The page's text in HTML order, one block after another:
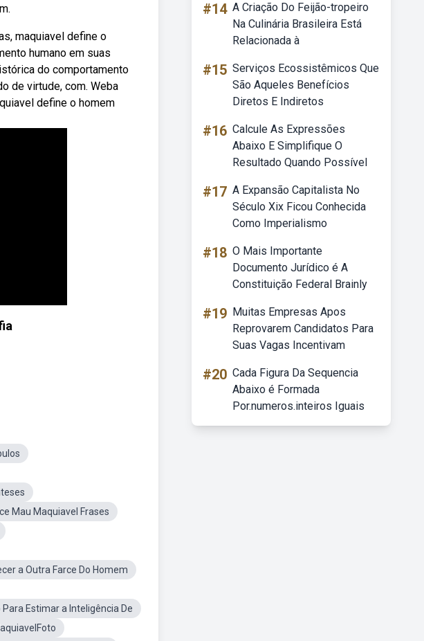
maquiavel define o
humano em suas
do comportamento
de virtude, com. Weba
define o homem
Mau Maquiavel Frases
a Outra Farce Do Homem
Estimar a Inteligência De
#14 A Criação Do Feijão-tropeiro
Na Culinária Brasileira Está
Relacionada à
#15 Serviços Ecossistêmicos Que
São Aqueles Benefícios
Diretos E Indiretos
#16 Calcule As Expressões
Abaixo E Simplifique O
Resultado Quando Possível
#17 A Expansão Capitalista No
Século Xix Ficou Conhecida
Como Imperialismo
#18 O Mais Importante
Documento Jurídico é A
Constituição Federal Brainly
#19 Muitas Empresas Apos
Reprovarem Candidatos Para
Suas Vagas Incentivam
#20 Cada Figura Da Sequencia
Abaixo é Formada
Por.numeros.inteiros Iguais